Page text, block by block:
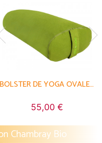
BOLSTER DE YOGA OVALE EPEAUTRE 100 % COTON BIO 60 CM X15 CM X 30 CM
48,00 €
BOLSTER DE YOGA OVALE KAPOK 100 % COTON BIO 60 CM X15 CM X 30 CM
55,00 €
Chambray Bio